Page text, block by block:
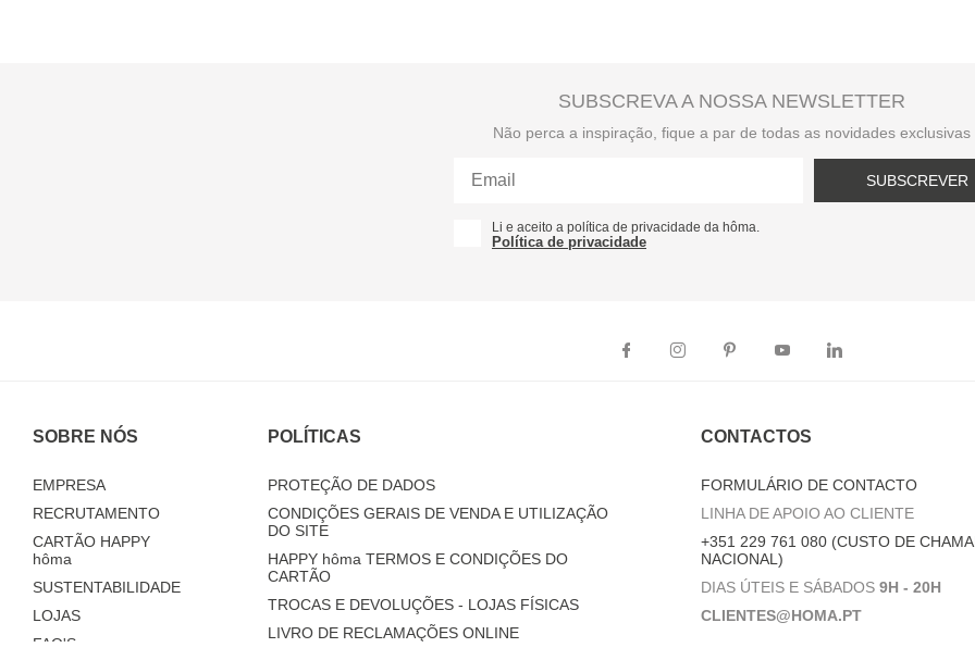
SUBSCREVA A NOSSA NEWSLETTER
Não perca a inspiração, fique a par de todas as novidades exclusivas
SUBSCREVER
Li e aceito a política de privacidade da hôma.
Política de privacidade
SOBRE NÓS
EMPRESA
RECRUTAMENTO
CARTÃO HAPPY
hôma
SUSTENTABILIDADE
LOJAS
FAQ'S
POLÍTICAS
PROTEÇÃO DE DADOS
CONDIÇÕES GERAIS DE VENDA E UTILIZAÇÃO
DO SITE
HAPPY hôma TERMOS E CONDIÇÕES DO
CARTÃO
TROCAS E DEVOLUÇÕES - LOJAS FÍSICAS
LIVRO DE RECLAMAÇÕES ONLINE
CONTACTOS
FORMULÁRIO DE CONTACTO
LINHA DE APOIO AO CLIENTE
+351 229 761 080 (CUSTO DE
NACIONAL)
DIAS ÚTEIS E SÁBADOS 9H - 20H
CLIENTES@HOMA.PT